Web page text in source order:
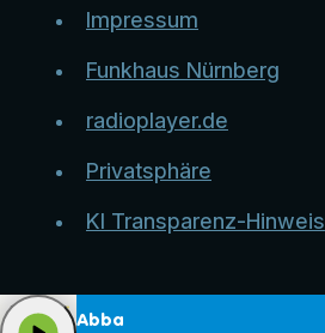
Impressum
Funkhaus Nürnberg
radioplayer.de
Privatsphäre
KI Transparenz-Hinweis
Abba